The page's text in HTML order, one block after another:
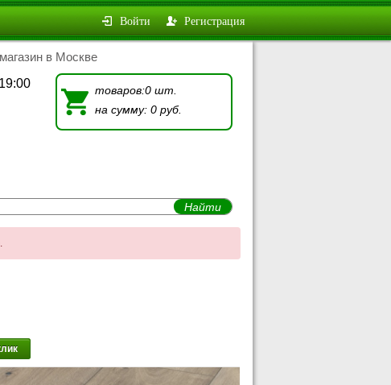
Войти Регистрация
в Москве
товаров:0 шт.
на сумму: 0 руб.